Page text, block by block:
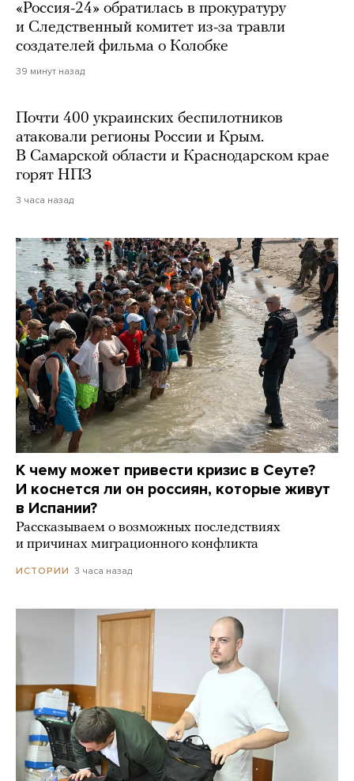
«Россия-24» обратилась в прокуратуру
и Следственный комитет из-за травли
создателей фильма о Колобке
39 минут назад
Почти 400 украинских беспилотников
атаковали регионы России и Крым.
В Самарской области и Краснодарском крае
горят НПЗ
3 часа назад
К чему может привести кризис в Сеуте?
И коснется ли он россиян, которые живут
в Испании?
Рассказываем о возможных последствиях
и причинах миграционного конфликта
ИСТОРИИ 3 часа назад